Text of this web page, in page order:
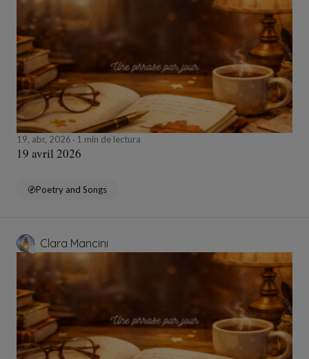
19, abr, 2026 1 min de lectura
19 avril 2026
Poetry and Songs
Clara Mancini